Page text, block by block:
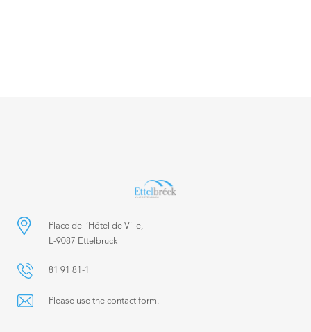
Place de l’Hôtel de Ville,
L-9087 Ettelbruck
81 91 81-1
Please use the contact form.